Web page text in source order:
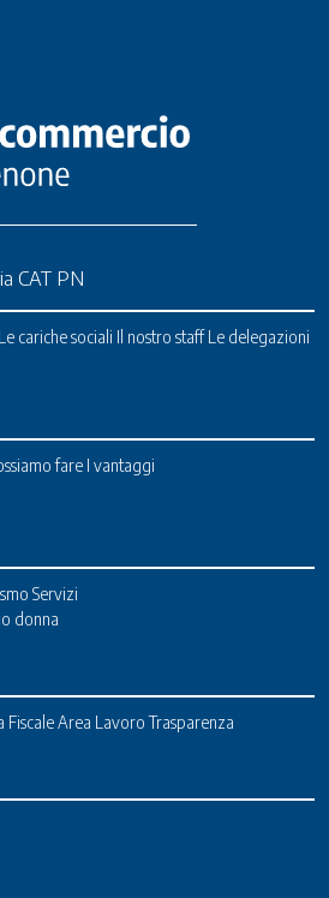
Le cariche sociali Il nostro staff Le delegazioni
fare I vantaggi
Servizi
donna
FiscaleArea Lavoro Trasparenza